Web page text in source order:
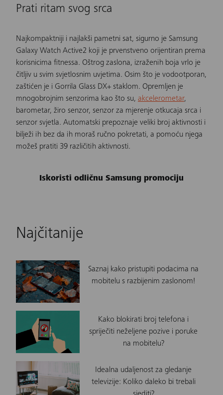
Prati ritam svog srca
Najkompaktniji i najlakši pametni sat, sigurno je Samsung
Galaxy Watch Active2 koji je prvenstveno orijentiran prema
korisnicima fitnessa. Oštrog zaslona, izraženih boja vrlo je
čitljiv u svim svjetlosnim uvjetima. Osim što je vodootporan,
zaštićen je i Gorrila Glass DX+ staklom. Opremljen je
mnogobrojnim senzorima kao što su, akcelerometar,
barometar, žiro senzor, senzor za mjerenje otkucaja srca i
senzor svjetla. Automatski prepoznaje veliki broj aktivnosti i
bilježi ih bez da ih moraš ručno pokretati, a pomoću njega
možeš pratiti 39 različitih aktivnosti.
Iskoristi odličnu Samsung promociju
Najčitanije
Saznaj kako pristupiti podacima na
mobitelu s razbijenim zaslonom!
Kako blokirati broj telefona i
spriječiti neželjene pozive i poruke
na mobitelu?
Idealna udaljenost za gledanje
televizije: Koliko daleko bi trebali